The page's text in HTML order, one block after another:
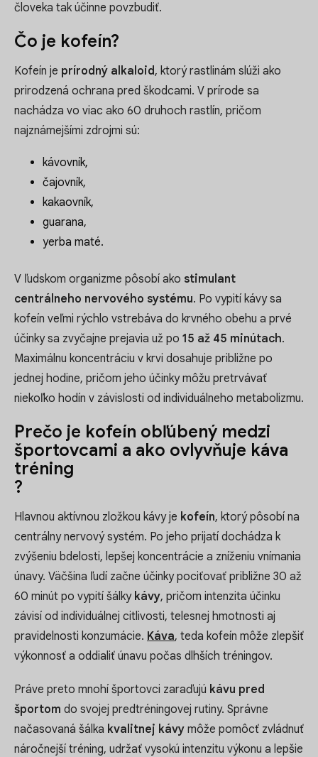
človeka tak účinne povzbudiť.
Čo je kofeín?
Kofeín je prírodný alkaloid, ktorý rastlinám slúži ako
prirodzená ochrana pred škodcami. V prírode sa
nachádza vo viac ako 60 druhoch rastlín, pričom
najznámejšími zdrojmi sú:
kávovník,
čajovník,
kakaovník,
guarana,
yerba maté.
V ľudskom organizme pôsobí ako stimulant
centrálneho nervového systému. Po vypití kávy sa
kofeín veľmi rýchlo vstrebáva do krvného obehu a prvé
účinky sa zvyčajne prejavia už po 15 až 45 minútach.
Maximálnu koncentráciu v krvi dosahuje približne po
jednej hodine, pričom jeho účinky môžu pretrvávať
niekoľko hodín v závislosti od individuálneho metabolizmu.
Prečo je kofeín obľúbený medzi
športovcami a ako ovlyvňuje káva
tréning
?
Hlavnou aktívnou zložkou kávy je kofeín, ktorý pôsobí na
centrálny nervový systém. Po jeho prijatí dochádza k
zvýšeniu bdelosti, lepšej koncentrácie a zníženiu vnímania
únavy. Väčšina ľudí začne účinky pociťovať približne 30 až
60 minút po vypití šálky kávy, pričom intenzita účinku
závisí od individuálnej citlivosti, telesnej hmotnosti aj
pravidelnosti konzumácie. Káva, teda kofeín môže zlepšiť
výkonnosť a oddialiť únavu počas dlhších tréningov.
Práve preto mnohí športovci zaraďujú kávu pred
športom do svojej predtréningovej rutiny. Správne
načasovaná šálka kvalitnej kávy môže pomôcť zvládnuť
náročnejší tréning, udržať vysokú intenzitu výkonu a lepšie